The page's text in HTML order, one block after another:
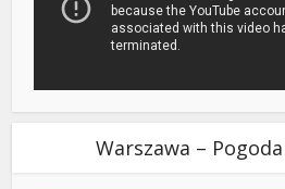
Warszawa –